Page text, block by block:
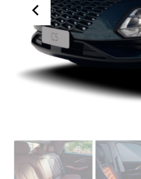
Item